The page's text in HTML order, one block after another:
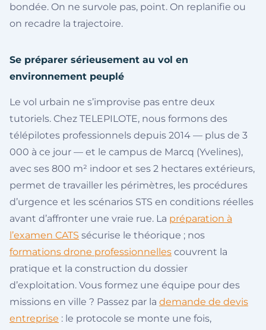
bondée. On ne survole pas, point. On replanifie ou
on recadre la trajectoire.
Se préparer sérieusement au vol en
environnement peuplé
Le vol urbain ne s’improvise pas entre deux
tutoriels. Chez TELEPILOTE, nous formons des
télépilotes professionnels depuis 2014 — plus de 3
000 à ce jour — et le campus de Marcq (Yvelines),
avec ses 800 m² indoor et ses 2 hectares extérieurs,
permet de travailler les périmètres, les procédures
d’urgence et les scénarios STS en conditions réelles
avant d’affronter une vraie rue. La préparation à
l’examen CATS sécurise le théorique ; nos
formations drone professionnelles couvrent la
pratique et la construction du dossier
d’exploitation. Vous formez une équipe pour des
missions en ville ? Passez par la demande de devis
entreprise : le protocole se monte une fois,